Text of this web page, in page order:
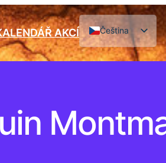
AKCÍ
Čeština
English